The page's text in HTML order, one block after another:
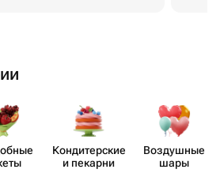
Кондит​ерские
и пекарни
Воздушные
шары